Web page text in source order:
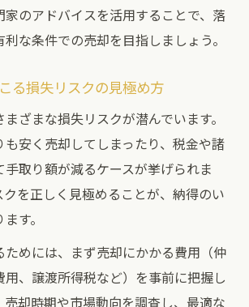
のアドバイスを活用することで、落
な条件での売却を目指しましょう。
る損失リスクの見極め方
ざまな損失リスクが潜んでいます。
安く売却してしまったり、税金や諸
取り額が減るケースが挙げられま
を正しく見極めることが、納得のい
す。
ためには、まず売却にかかる費用（仲
用、譲渡所得税など）を事前に把握し
売却時期や市場動向を調査し、最適な